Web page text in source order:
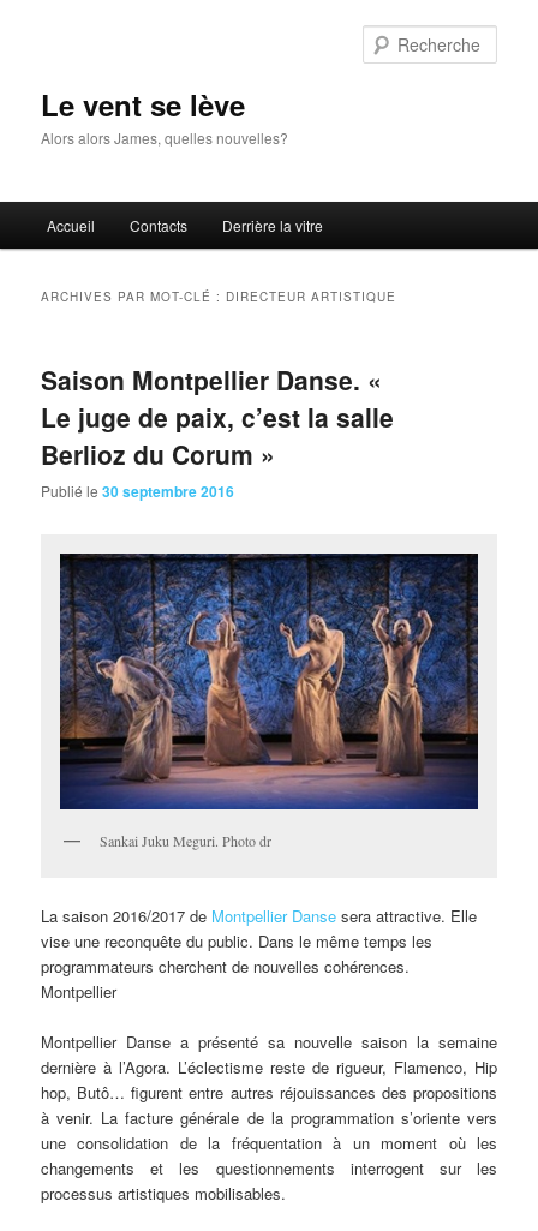
Le vent se lève
Alors alors James, quelles nouvelles?
principal
Accueil Contacts Derrière la vitre
ARCHIVES PAR MOT-CLÉ : DIRECTEUR ARTISTIQUE
Saison Montpellier Danse. «
Le juge de paix, c’est la salle
Berlioz du Corum »
Publié le30 septembre 2016
Sankai Juku Meguri. Photo dr
La saison 2016/2017 de Montpellier Danse sera attractive. Elle
vise une reconquête du public. Dans le même temps les
programmateurs cherchent de nouvelles cohérences.
Montpellier
Montpellier Danse a présenté sa nouvelle saison la semaine
dernière à l’Agora. L’éclectisme reste de rigueur, Flamenco, Hip
hop, Butô… figurent entre autres réjouissances des propositions
à venir. La facture générale de la programmation s’oriente vers
une consolidation de la fréquentation à un moment où les
changements et les questionnements interrogent sur les
processus artistiques mobilisables.